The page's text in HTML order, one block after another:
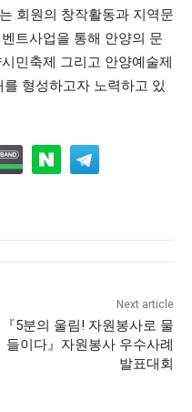
회원의 창작활동과 지역문
트사업을 통해 안양의 문
민축제 그리고 안양예술제
형성하고자 노력하고 있
Next article
『5분의 울림! 자원봉사로 물
들이다』자원봉사 우수사례
발표대회